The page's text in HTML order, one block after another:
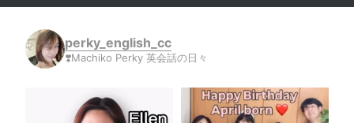
perky_english_cc
❣️Machiko Perky 英会話の日々